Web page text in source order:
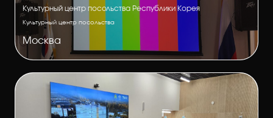
Культурный центр посольства Республики Корея
Культурный центр посольства
Москва